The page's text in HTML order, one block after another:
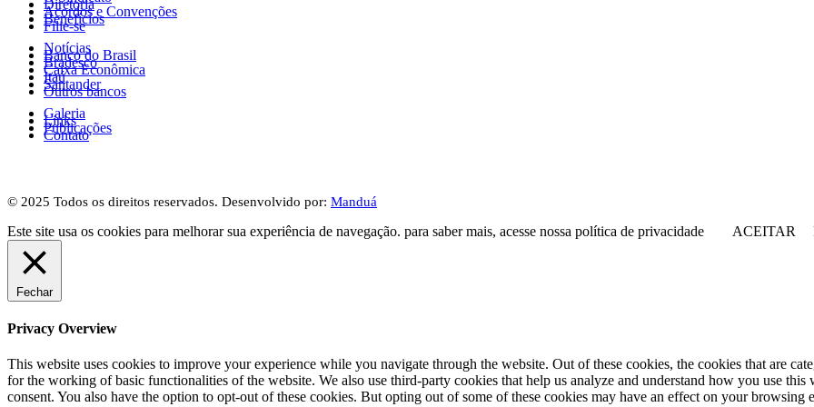
Diretoria
Acordos e Convenções
Benefícios
Filie-se
Notícias
Banco do Brasil
Bradesco
Caixa Econômica
Itaú
Santander
Outros bancos
Galeria
Links
Publicações
Contato
© 2025 Todos os direitos reservados. Desenvolvido por: Manduá
Este site usa os cookies para melhorar sua experiência de navegação. para saber mais, acesse nossa política de privacidade ACEITAR
Fechar
Privacy Overview
This website uses cookies to improve your experience while you navigate through the website. Out of these cookies, the cookies that are
for the working of basic functionalities of the website. We also use third-party cookies that help us analyze and understand how you use
consent. You also have the option to opt-out of these cookies. But opting out of some of these cookies may have an effect on your browsing